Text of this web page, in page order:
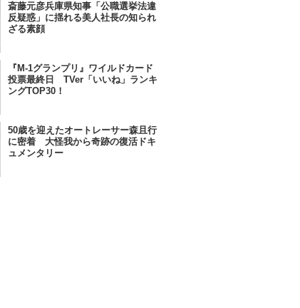
斎藤元彦兵庫県知事「公職選挙法違
反疑惑」に揺れる美人社長の知られ
ざる素顔
『M-1グランプリ』ワイルドカード
投票最終日 TVer「いいね」ランキ
ングTOP30！
50歳を迎えたオートレーサー森且行
に密着 大怪我から奇跡の復活ドキ
ュメンタリー